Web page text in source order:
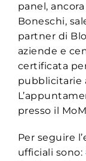
panel,
Boneschi,
partner di
aziende e
certificata
pubblicitarie
presso il
Per seguire
ufficiali sono: